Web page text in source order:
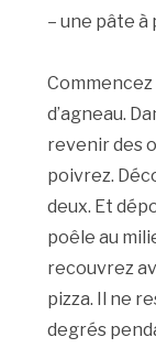
– une pâte à
Commencez
d’agneau.
revenir des
poivrez.
deux. Et
poêle au
recouvrez
pizza. Il ne
degrés